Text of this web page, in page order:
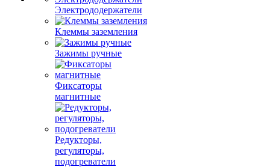
Электрододержатели
Клеммы заземления
Зажимы ручные
Фиксаторы
магнитные
Редукторы,
регуляторы,
подогреватели